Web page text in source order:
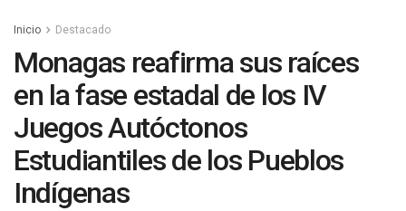
Inicio Destacado
Monagas reafirma sus raíces
en la fase estadal de los IV
Juegos Autóctonos
Estudiantiles de los Pueblos
Indígenas